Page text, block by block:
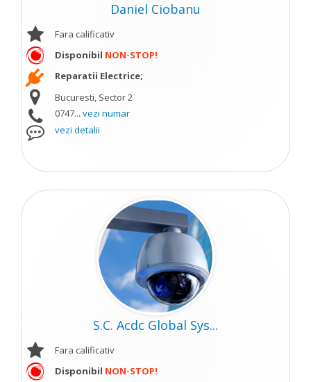
Daniel Ciobanu
Fara calificativ
Disponibil NON-STOP!
Reparatii Electrice;
Bucuresti, Sector 2
0747... vezi numar
vezi detalii
S.C. Acdc Global Sys...
Fara calificativ
Disponibil NON-STOP!